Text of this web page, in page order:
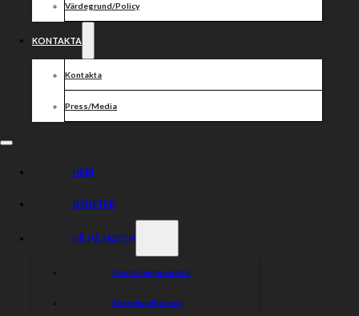
Värdegrund/Policy
KONTAKTA
Kontakta
Press/Media
HEM
NYHETER
GÅ PÅ MATCH
Nästa hemmamatch
Speedwaybussen
Eskilstuna
Smederna
Hitta rätt
Föreningen
Sociala medier